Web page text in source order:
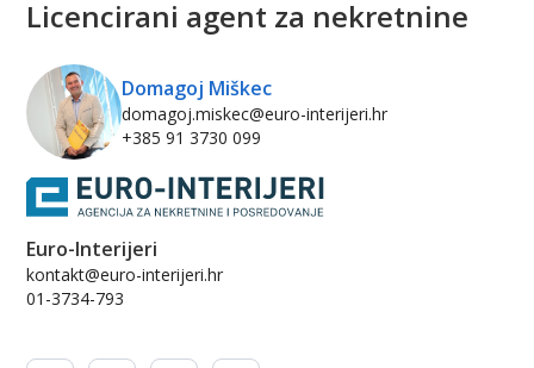
Licencirani agent za nekretnine
Domagoj Miškec
domagoj.miskec@euro-interijeri.hr
+385 91 3730 099
Euro-Interijeri
kontakt@euro-interijeri.hr
01-3734-793